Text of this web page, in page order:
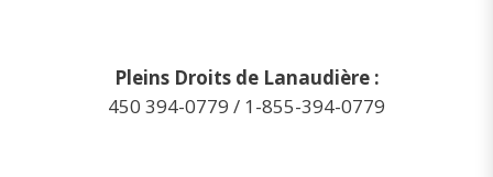
Pleins Droits de Lanaudière :
450 394-0779 / 1-855-394-0779